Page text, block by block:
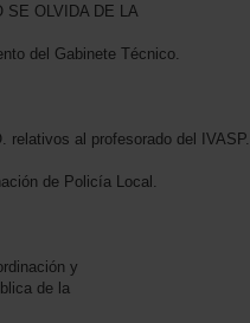
SE OLVIDA DE LA
del Gabinete Técnico.
relativos al profesorado del IVASP.
de Policía Local.
y
de la